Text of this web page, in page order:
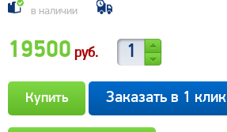
в наличии
19500 руб.
Заказать в 1 клик